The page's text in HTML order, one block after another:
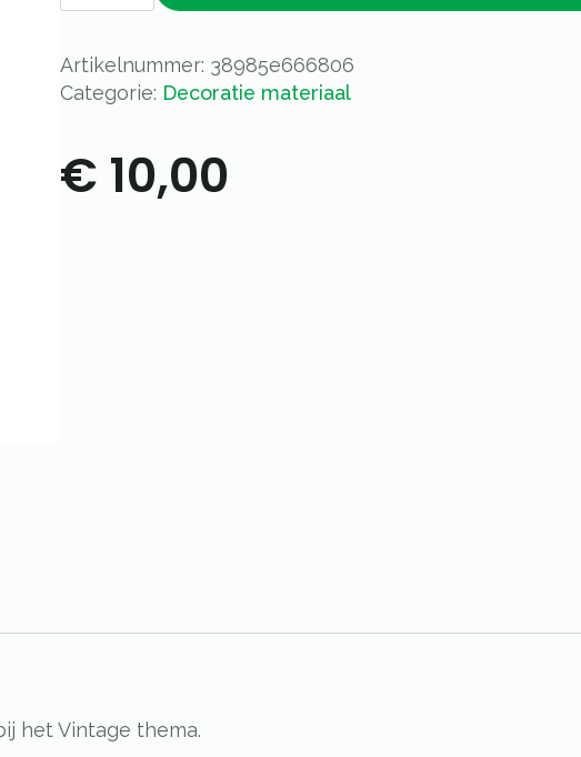
Artikelnummer: 38985e666806
Categorie: Decoratie materiaal
€ 10,00
het Vintage thema.